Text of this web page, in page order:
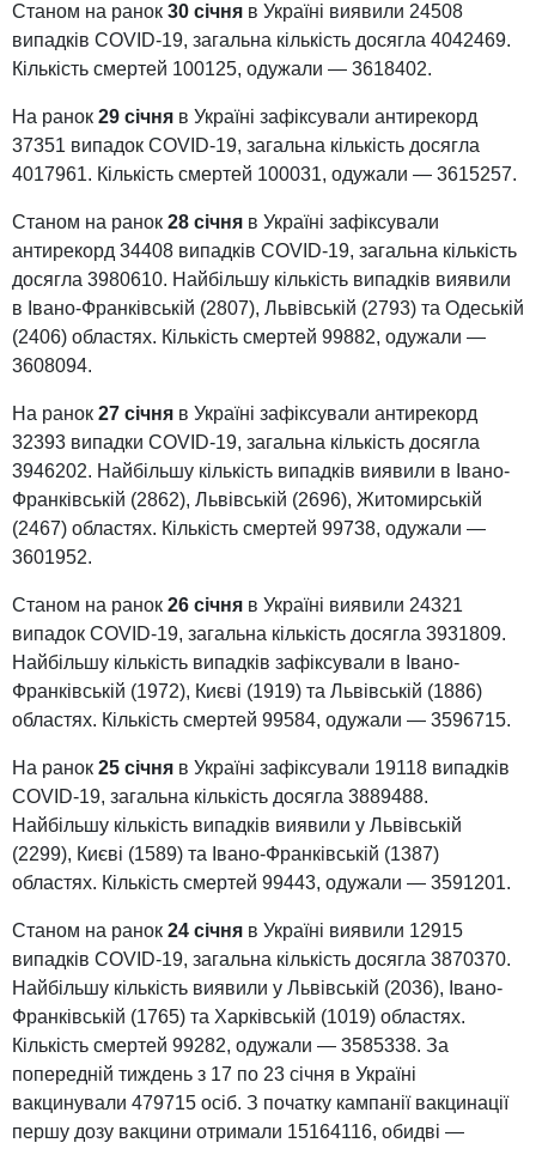
Станом на ранок 30 січня в Україні виявили 24508
випадків COVID-19, загальна кількість досягла 4042469.
Кількість смертей 100125, одужали — 3618402.
На ранок 29 січня в Україні зафіксували антирекорд
37351 випадок COVID-19, загальна кількість досягла
4017961. Кількість смертей 100031, одужали — 3615257.
Станом на ранок 28 січня в Україні зафіксували
антирекорд 34408 випадків COVID-19, загальна кількість
досягла 3980610. Найбільшу кількість випадків виявили
в Івано-Франківській (2807), Львівській (2793) та Одеській
(2406) областях. Кількість смертей 99882, одужали —
3608094.
На ранок 27 січня в Україні зафіксували антирекорд
32393 випадки COVID-19, загальна кількість досягла
3946202. Найбільшу кількість випадків виявили в Івано-
Франківській (2862), Львівській (2696), Житомирській
(2467) областях. Кількість смертей 99738, одужали —
3601952.
Станом на ранок 26 січня в Україні виявили 24321
випадок COVID-19, загальна кількість досягла 3931809.
Найбільшу кількість випадків зафіксували в Івано-
Франківській (1972), Києві (1919) та Львівській (1886)
областях. Кількість смертей 99584, одужали — 3596715.
На ранок 25 січня в Україні зафіксували 19118 випадків
COVID-19, загальна кількість досягла 3889488.
Найбільшу кількість випадків виявили у Львівській
(2299), Києві (1589) та Івано-Франківській (1387)
областях. Кількість смертей 99443, одужали — 3591201.
Станом на ранок 24 січня в Україні виявили 12915
випадків COVID-19, загальна кількість досягла 3870370.
Найбільшу кількість виявили у Львівській (2036), Івано-
Франківській (1765) та Харківській (1019) областях.
Кількість смертей 99282, одужали — 3585338. За
попередній тиждень з 17 по 23 січня в Україні
вакцинували 479715 осіб. З початку кампанії вакцинації
першу дозу вакцини отримали 15164116, обидві —